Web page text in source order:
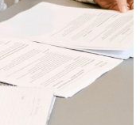
створок